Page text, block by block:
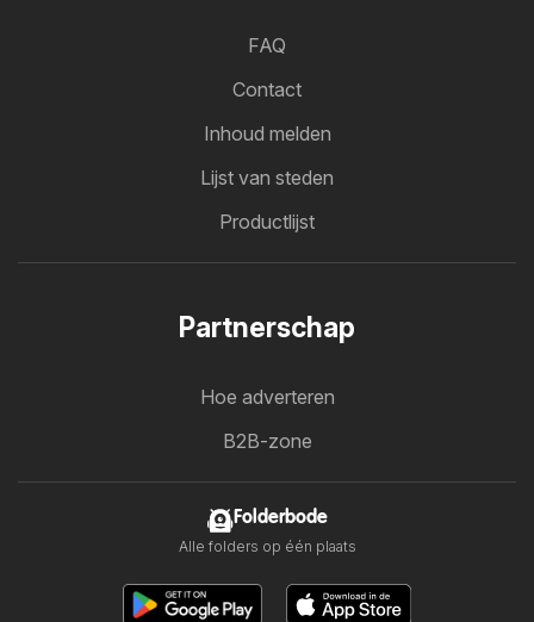
FAQ
Contact
Inhoud melden
Lijst van steden
Productlijst
Partnerschap
Hoe adverteren
B2B-zone
Folderbode
Alle folders op één plaats